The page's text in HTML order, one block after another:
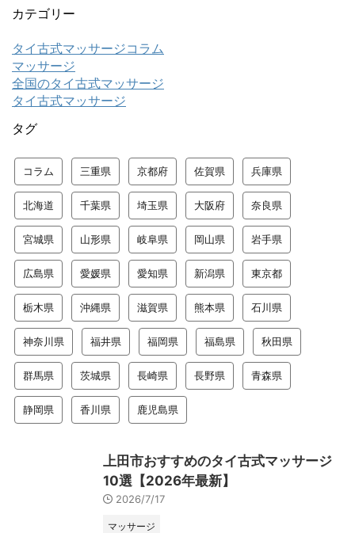
カテゴリー
タイ古式マッサージコラム
マッサージ
全国のタイ古式マッサージ
タイ古式マッサージ
タグ
コラム 三重県 京都府 佐賀県 兵庫県
北海道 千葉県 埼玉県 大阪府 奈良県
宮城県 山形県 岐阜県 岡山県 岩手県
広島県 愛媛県 愛知県 新潟県 東京都
栃木県 沖縄県 滋賀県 熊本県 石川県
神奈川県 福井県 福岡県 福島県 秋田県
群馬県 茨城県 長崎県 長野県 青森県
静岡県 香川県 鹿児島県
上田市おすすめのタイ古式マッサージ
10選【2026年最新】
2026/7/17
マッサージ